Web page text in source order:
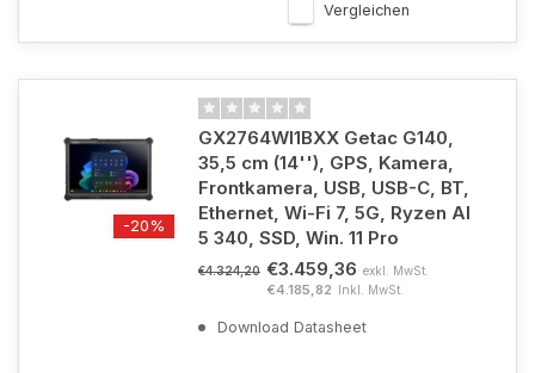
Vergleichen
-20%
GX2764WI1BXX Getac G140,
35,5 cm (14''), GPS, Kamera,
Frontkamera, USB, USB-C, BT,
Ethernet, Wi-Fi 7, 5G, Ryzen AI
5 340, SSD, Win. 11 Pro
€4.324,20 €3.459,36 exkl. MwSt.
€4.185,82 Inkl. MwSt.
Download Datasheet